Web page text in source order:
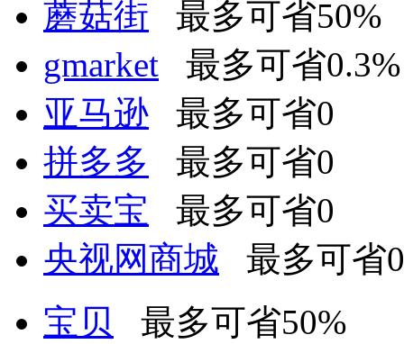
蘑菇街 最多可省50%
gmarket 最多可省0.3%
亚马逊 最多可省0
拼多多 最多可省0
买卖宝 最多可省0
央视网商城 最多可省0
宝贝
最多可省50%